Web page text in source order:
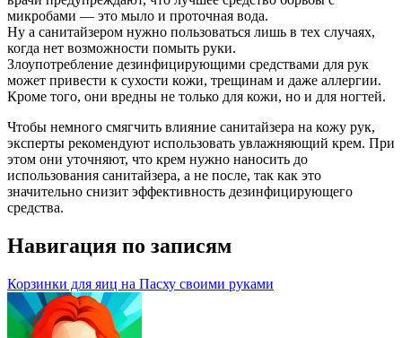
микробами — это мыло и проточная вода.
Ну а санитайзером нужно пользоваться лишь в тех случаях,
когда нет возможности помыть руки.
Злоупотребление дезинфицирующими средствами для рук
может привести к сухости кожи, трещинам и даже аллергии.
Кроме того, они вредны не только для кожи, но и для ногтей.
Чтобы немного смягчить влияние санитайзера на кожу рук,
эксперты рекомендуют использовать увлажняющий крем. При
этом они уточняют, что крем нужно наносить до
использования санитайзера, а не после, так как это
значительно снизит эффективность дезинфицирующего
средства.
Навигация по записям
Корзинки для яиц на Пасху своими руками